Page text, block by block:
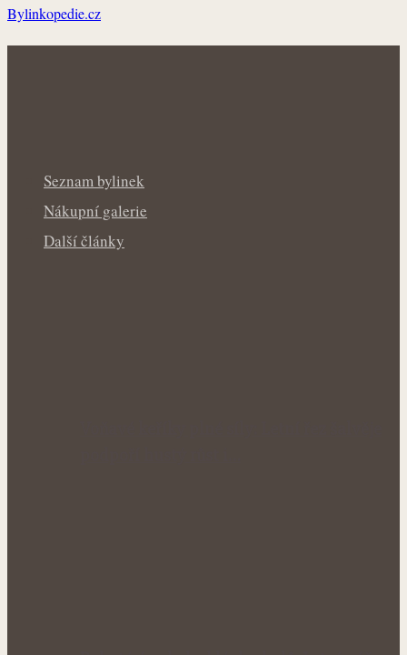
Bylinkopedie.cz
Seznam bylinek
Nákupní galerie
Další články